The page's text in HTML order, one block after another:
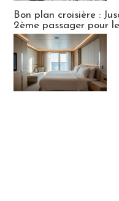
Bon plan croisière :
2ème passager pour